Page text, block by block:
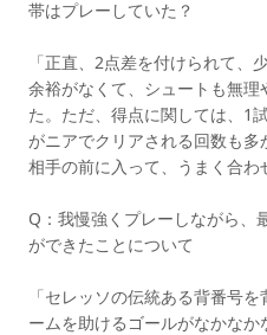
帯はプレーしていた？
「正直、2点差を付けられて、
余裕がなくて、シュートも無
た。ただ、得点に関しては、1
がニアでクリアされる回数も多
相手の前に入って、うまく合わ
Q：我慢強くプレーしながら、
ができたことについて
「セレッソの伝統ある背番号
ームを助けるゴールがなかな